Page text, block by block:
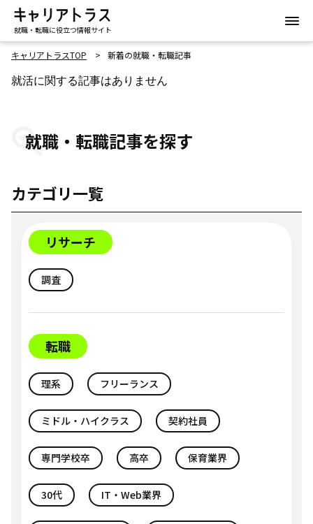
就職・転職に役立つ情報サイト
キャリアトラスTOP 新着の就職・転職記事
就活に関する記事はありません
就職・転職記事を探す
カテゴリ一覧
リサーチ
調査
転職
理系 フリーランス
ミドル・ハイクラス 契約社員
専門学校卒 高卒 保育業界
30代 IT・Web業界